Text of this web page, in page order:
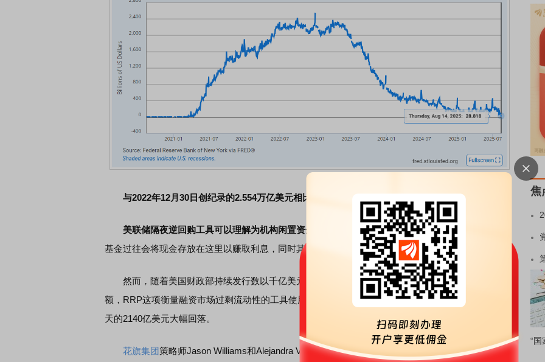
与2022年12月30日创纪录的2.554万亿美元相比，眼下的数字已仅有当时的约百分之一。
美联储隔夜逆回购工具可以理解为机构闲置资金的蓄水池 银行、政府支持企业和货币市场共同
基金过往会将现金存放在这里以赚取利息，同时其也能扮演
准备金的缓冲垫。
然而，随着美国财政部持续发行数以千亿美元计的短期国库券以补充债务上限提高后的现金余
额，RRP这项衡量融资市场过剩流动性的工具使用率正呈现持续下降趋势——存放金额已从7月最后一
天的2140亿美元大幅回落。
花旗集团策略师Jason Williams和Alejandra Vazquez预计，到8月底时隔夜逆回购工具用量甚至可
焦
“国